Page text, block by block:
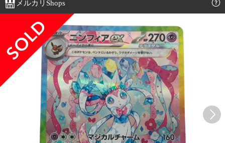
メルカリShops